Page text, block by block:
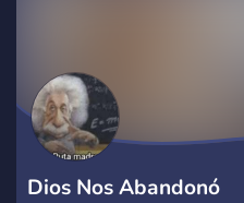
Dios Nos Abandonó